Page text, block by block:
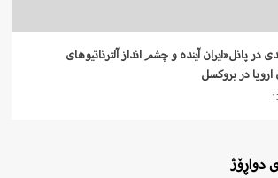
در پانل«ایران آیندە و چشم انداز آلترناتیوهای
اروپا در بروکسل
دواڕۆژ